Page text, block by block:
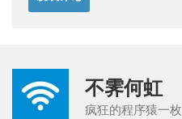
不霁何虹
疯狂的程序猿一枚